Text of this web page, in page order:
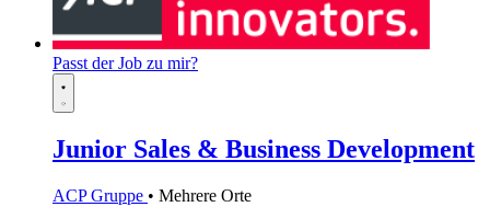
Passt der Job zu mir?
Junior Sales & Business Development
ACP Gruppe • Mehrere Orte